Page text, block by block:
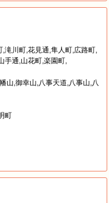
滝川町,花見通,隼人町,広路町,
手通,山花町,楽園町,
山,御幸山,八事天道,八事山,八
町